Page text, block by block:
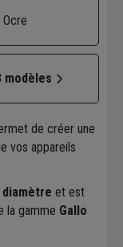
Ocre
modèles
de créer une
vos appareils
diamètre et est
la gamme Gallo